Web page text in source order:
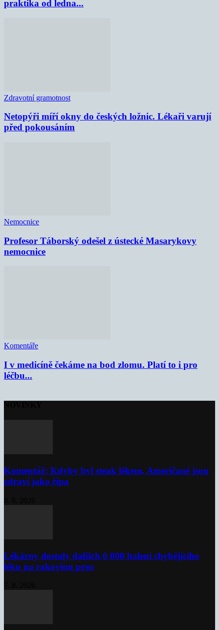
praktika od ledna...
Zdravotní gramotnost
Netopýři míří okny do českých ložnic. Lékaři varují
před pokousáním
Nemocnice
Profesor Táborský odešel z ústecké Masarykovy
nemocnice
Komentáře
I v medicíně čekáme na bod zlomu. Platí to i pro
léčbu...
Komentář: Kdyby byl steak lékem, Američané jsou
zdraví jako řípa
Lékárny dostaly dalších 6 000 balení chybějícího
léku na rakovinu prsu